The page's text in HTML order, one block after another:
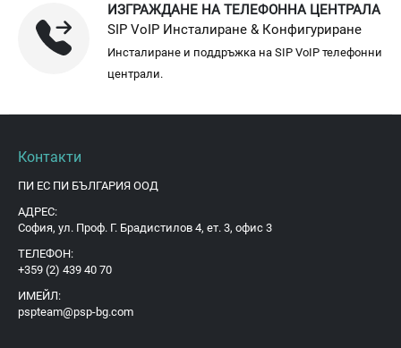
ИЗГРАЖДАНЕ НА ТЕЛЕФОННА ЦЕНТРАЛА
SIP VoIP Инсталиране & Конфигуриране
Инсталиране и поддръжка на SIP VoIP телефонни
централи.
Контакти
ПИ ЕС ПИ БЪЛГАРИЯ ООД
АДРЕС:
София, ул. Проф. Г. Брадистилов 4, ет. 3, офис 3
ТЕЛЕФОН:
+359 (2) 439 40 70
ИМЕЙЛ:
pspteam@psp-bg.com